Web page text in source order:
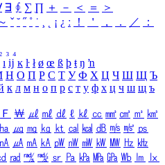
∃ ∮ ∑ ∏ ＋ － ＜ ＝
＞
ˇ ˘ ˝ ˚ ˙ ¸ ¡ ¿ ː ！ ＇ ， ． ／
：
₂ ₃ ₄
ı ĳ ĸ ŀ ł ø œ ß þ ŧ ŋ ŉ
Н О П Р С Т У Ф Х Ц Ч Ш Щ Ъ
к л м н о п р с т у ф х ц ч ш щ ъ
Ｆ ￦ ㎕ ㎖ ㎗ ℓ ㎘ ㏄ ㎣ ㎤ ㎥ ㎦
㏊ ㎍ ㎎ ㎏ ㏏ ㎈ ㎉ ㏈ ㎧ ㎨ ㎰
㎁ ㎂ ㎃ ㎄ ㎺ ㎻ ㎽ ㎾ ㎿ ㎐ ㎑
㎭ ㎮ ㎯ ㏛ ㎩ ㎪ ㎫ ㎬ ㏝ ㏐
㏓